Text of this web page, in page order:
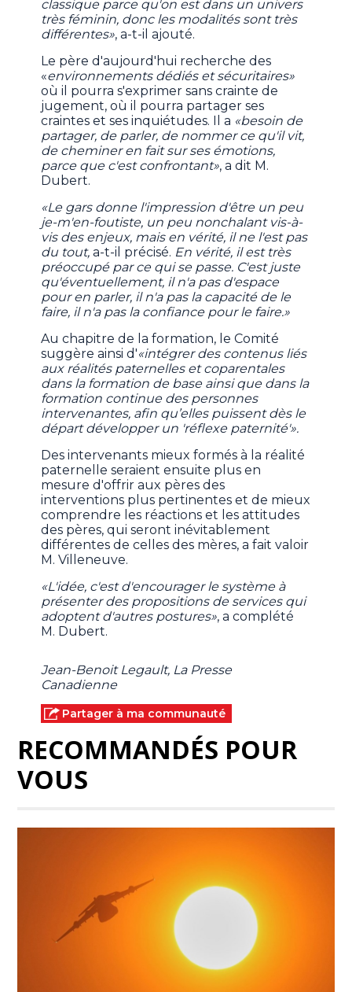
classique parce qu'on est dans un univers
très féminin, donc les modalités sont très
différentes», a-t-il ajouté.
Le père d'aujourd'hui recherche des
«environnements dédiés et sécuritaires»
où il pourra s'exprimer sans crainte de
jugement, où il pourra partager ses
craintes et ses inquiétudes. Il a «besoin de
partager, de parler, de nommer ce qu'il vit,
de cheminer en fait sur ses émotions,
parce que c'est confrontant», a dit M.
Dubert.
«Le gars donne l'impression d'être un peu
je-m'en-foutiste, un peu nonchalant vis-à-
vis des enjeux, mais en vérité, il ne l'est pas
du tout, a-t-il précisé. En vérité, il est très
préoccupé par ce qui se passe. C'est juste
qu'éventuellement, il n'a pas d'espace
pour en parler, il n'a pas la capacité de le
faire, il n'a pas la confiance pour le faire.»
Au chapitre de la formation, le Comité
suggère ainsi d'«intégrer des contenus liés
aux réalités paternelles et coparentales
dans la formation de base ainsi que dans la
formation continue des personnes
intervenantes, afin qu’elles puissent dès le
départ développer un 'réflexe paternité'».
Des intervenants mieux formés à la réalité
paternelle seraient ensuite plus en
mesure d'offrir aux pères des
interventions plus pertinentes et de mieux
comprendre les réactions et les attitudes
des pères, qui seront inévitablement
différentes de celles des mères, a fait valoir
M. Villeneuve.
«L'idée, c'est d'encourager le système à
présenter des propositions de services qui
adoptent d'autres postures», a complété
M. Dubert.
Jean-Benoit Legault, La Presse
Canadienne
Partager à ma communauté
RECOMMANDÉS POUR
VOUS